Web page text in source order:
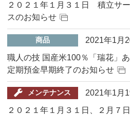
２０２１年１月３１日 積立サ
スのお知らせ
商品
2021年1月
職人の技 国産米100％「瑞花」
定期預金早期終了のお知らせ
メンテナンス
2021年1月
２０２１年１月３１日、２月７